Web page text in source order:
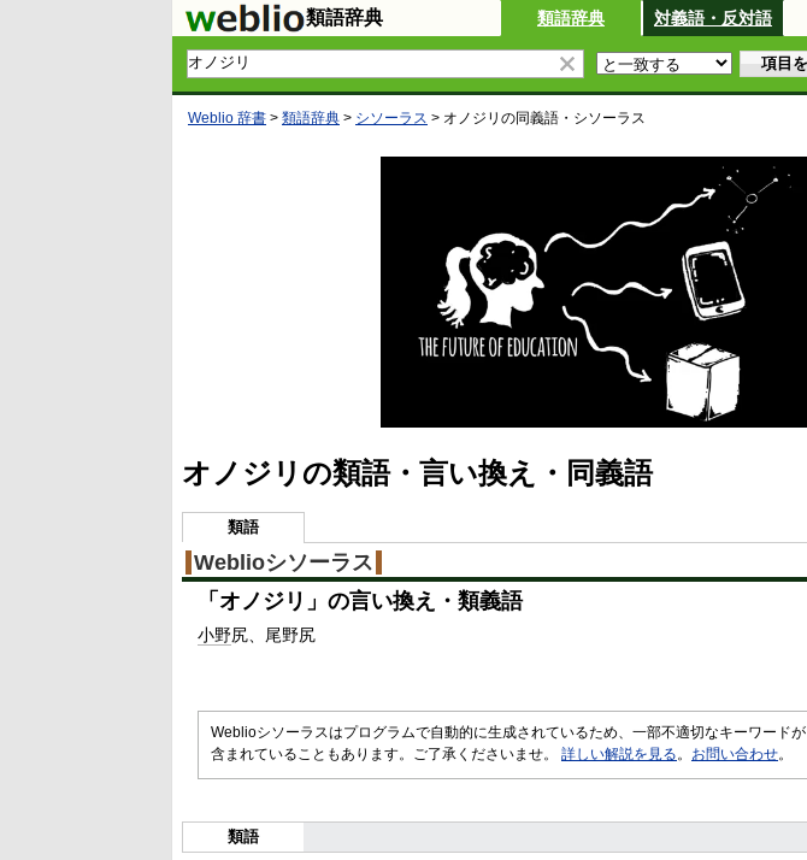
類語辞典 類語辞典 対義語・反対語
Weblio 辞書 > 類語辞典 > シソーラス > オノジリ の同義語・シソーラス
オノジリの類語・言い換え・同義語
類語
Weblioシソーラス
「 オノジリ 」の言い換え・類義語
小野尻 尾野尻
Weblioシソーラスはプログラムで自動的に生成されているため、一部不適切なキーワードが
含まれていることもあります。ご了承くださいませ。 詳しい解説を見る 。 お問い合わせ。
類語